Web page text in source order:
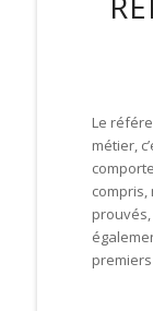
Le
métier,